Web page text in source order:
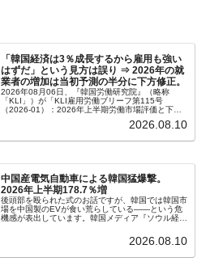
「韓国経済は3％成長するから雇用も強い
はずだ」という見方は誤り ⇒ 2026年の就
業者の増加は当初予測の半分に下方修正。
2026年08月06日、『韓国労働研究院』（略称
「KLI」）が「KLI雇用労働ブリーフ第115号
（2026-01）：2026年上半期労働市場評価と下半
度もご紹介していますが、政府が何よりも大...
2026.08.10
中国産電気自動車による韓国猛爆撃。
2026年上半期178.7％増
後頭部を殴られた式のお話ですが、韓国では韓国市
場を中国製のEVが食い荒らしている――という危
機感が表出しています。韓国メディア『ソウル経
ルは「中国EVの大攻勢…東風もプジョーと手を組
2026.08.10